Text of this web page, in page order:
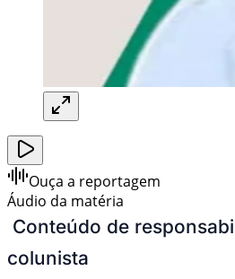
Ouça a reportagem
Áudio da matéria
Conteúdo de
colunista